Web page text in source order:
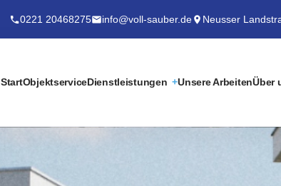
0221 20468275 info@voll-sauber.de Neusser
StartObjektserviceDienstleistungen Unsere ArbeitenÜber